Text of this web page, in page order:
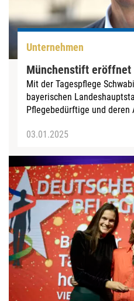
Unternehmen
Münchenstift eröffnet
Mit der Tagespflege
bayerischen
Pflegebedürftige und deren
03.01.2025